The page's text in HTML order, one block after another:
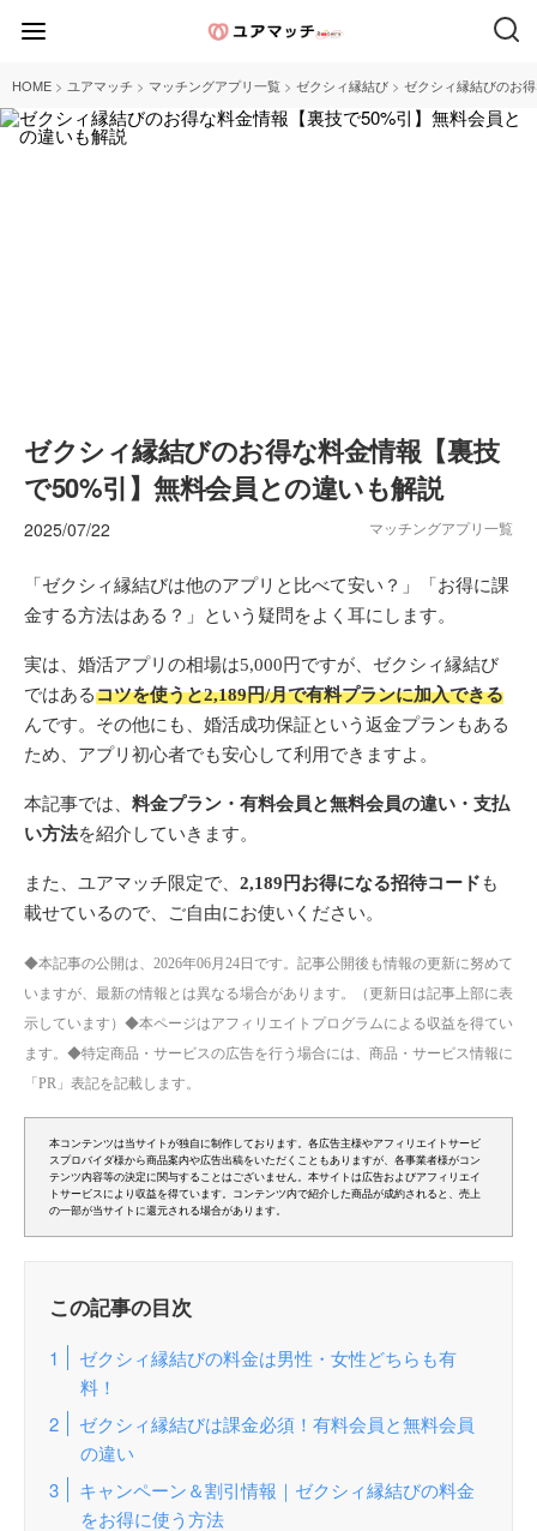
HOME > ユアマッチ > マッチングアプリ一覧 > ゼクシィ縁結び > ゼクシィ縁結びのお
ゼクシィ縁結びのお得な料金情報【裏技
で50%引】無料会員との違いも解説
2025/07/22 マッチングアプリ一覧
「ゼクシィ縁結びは他のアプリと比べて安い？」「お得に課
金する方法はある？」という疑問をよく耳にします。
実は、婚活アプリの相場は5,000円ですが、ゼクシィ縁結び
ではあるコツを使うと2,189円/月で有料プランに加入できる
んです。その他にも、婚活成功保証という返金プランもある
ため、アプリ初心者でも安心して利用できますよ。
本記事では、 料金プラン・有料会員と無料会員の違い・支払
い方法を紹介していきます。
また、ユアマッチ限定で、 2,189円お得になる招待コード も
載せているので、ご自由にお使いください。
◆本記事の公開は、2026年06月24日です。記事公開後も情報の更新に努めて
いますが、最新の情報とは異なる場合があります。（更新日は記事上部に表
示しています）◆本ページはアフィリエイトプログラムによる収益を得てい
ます。◆特定商品・サービスの広告を行う場合には、商品・サービス情報に
「PR」表記を記載します。
本コンテンツは当サイトが独自に制作しております。各広告主様やアフィリエイトサービ
スプロバイダ様から商品案内や広告出稿をいただくこともありますが、各事業者様がコン
テンツ内容等の決定に関与することはございません。本サイトは広告およびアフィリエイ
トサービスにより収益を得ています。コンテンツ内で紹介した商品が成約されると、売上
の一部が当サイトに還元される場合があります。
この記事の目次
ゼクシィ縁結びの料金は男性・女性どちらも有
料！
ゼクシィ縁結びは課金必須！有料会員と無料会員
の違い
キャンペーン＆割引情報｜ゼクシィ縁結びの料金
をお得に使う方法